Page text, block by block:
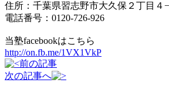
住所：千葉県習志野市大久保２丁目４
電話番号：0120-726-926
当塾facebookはこちら
http://on.fb.me/1VX1VkP
前の記事
次の記事へ